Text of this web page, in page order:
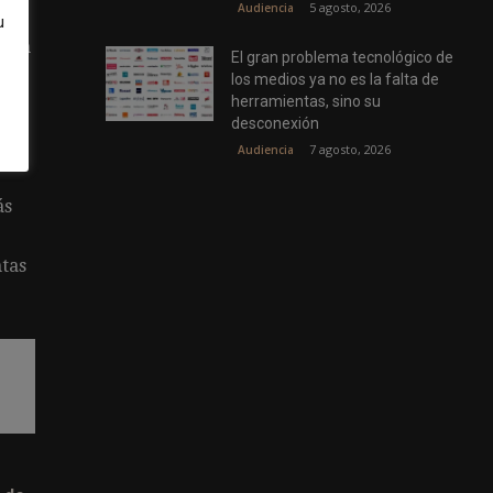
Audiencia 5 agosto, 2026
El gran problema tecnológico de
los medios ya no es la falta de
herramientas, sino su
desconexión
Audiencia 7 agosto, 2026